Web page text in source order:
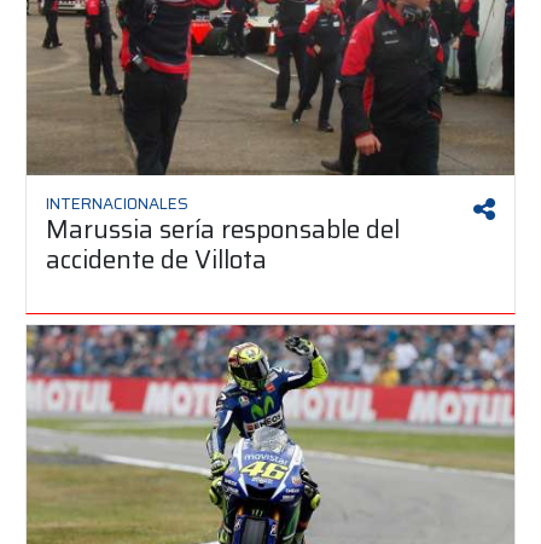
INTERNACIONALES
Marussia sería responsable del
accidente de Villota